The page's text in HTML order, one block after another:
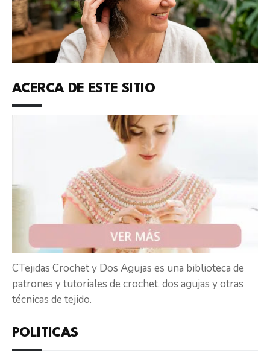
ACERCA DE ESTE SITIO
CTejidas Crochet y Dos Agujas es una biblioteca de
patrones y tutoriales de crochet, dos agujas y otras
técnicas de tejido.
POLÍTICAS